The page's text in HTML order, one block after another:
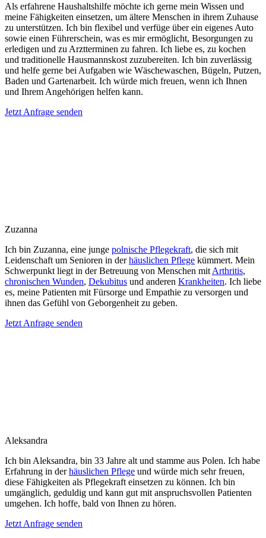
Als erfahrene Haushaltshilfe möchte ich gerne mein Wissen und
meine Fähigkeiten einsetzen, um ältere Menschen in ihrem Zuhause
zu unterstützen. Ich bin flexibel und verfüge über ein eigenes Auto
sowie einen Führerschein, was es mir ermöglicht, Besorgungen zu
erledigen und zu Arztterminen zu fahren. Ich liebe es, zu kochen
und traditionelle Hausmannskost zuzubereiten. Ich bin zuverlässig
und helfe gerne bei Aufgaben wie Wäschewaschen, Bügeln, Putzen,
Baden und Gartenarbeit. Ich würde mich freuen, wenn ich Ihnen
und Ihrem Angehörigen helfen kann.
Jetzt Anfrage senden
Zuzanna
Ich bin Zuzanna, eine junge polnische Pflegekraft, die sich mit
Leidenschaft um Senioren in derhäuslichen Pflege kümmert. Mein
Schwerpunkt liegt in der Betreuung von Menschen mit Arthritis,
chronischen Wunden, Dekubitus und anderen Krankheiten. Ich liebe
es, meine Patienten mit Fürsorge und Empathie zu versorgen und
ihnen das Gefühl von Geborgenheit zu geben.
Jetzt Anfrage senden
Aleksandra
Ich bin Aleksandra, bin 33 Jahre alt und stamme aus Polen. Ich habe
Erfahrung in derhäuslichen Pflege und würde mich sehr freuen,
diese Fähigkeiten als Pflegekraft einsetzen zu können. Ich bin
umgänglich, geduldig und kann gut mit anspruchsvollen Patienten
umgehen. Ich hoffe, bald von Ihnen zu hören.
Jetzt Anfrage senden